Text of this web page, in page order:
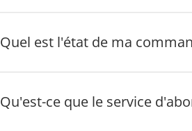
Quel est l'état de ma
Qu'est-ce que le service